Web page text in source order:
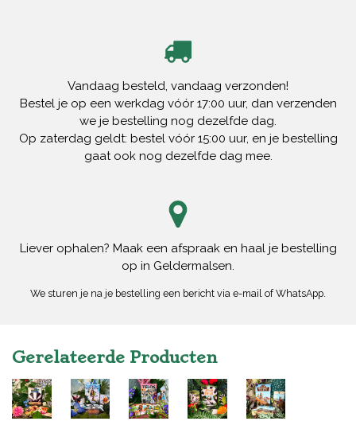
Vandaag besteld, vandaag verzonden!
Bestel je op een werkdag vóór 17:00 uur, dan verzenden
we je bestelling nog dezelfde dag.
Op zaterdag geldt: bestel vóór 15:00 uur, en je bestelling
gaat ook nog dezelfde dag mee.
Liever ophalen? Maak een afspraak en haal je bestelling
op in Geldermalsen.
We sturen je na je bestelling een bericht via e-mail of WhatsApp.
Gerelateerde Producten